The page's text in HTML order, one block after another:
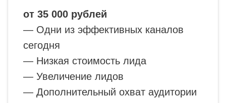
от 35 000 рублей
— Одни из эффективных каналов
сегодня
— Низкая стоимость лида
— Увеличение лидов
— Дополнительный охват аудитории